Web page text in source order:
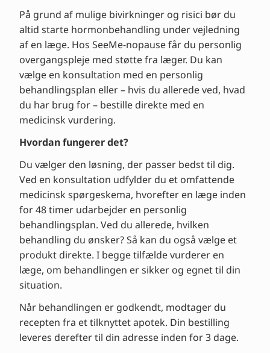
På grund af mulige bivirkninger og risici bør du
altid starte hormonbehandling under vejledning
af en læge. Hos SeeMe-nopause får du personlig
overgangspleje med støtte fra læger. Du kan
vælge en konsultation med en personlig
behandlingsplan eller – hvis du allerede ved, hvad
du har brug for – bestille direkte med en
medicinsk vurdering.
Hvordan fungerer det?
Du vælger den løsning, der passer bedst til dig.
Ved en konsultation udfylder du et omfattende
medicinsk spørgeskema, hvorefter en læge inden
for 48 timer udarbejder en personlig
behandlingsplan. Ved du allerede, hvilken
behandling du ønsker? Så kan du også vælge et
produkt direkte. I begge tilfælde vurderer en
læge, om behandlingen er sikker og egnet til din
situation.
Når behandlingen er godkendt, modtager du
recepten fra et tilknyttet apotek. Din bestilling
leveres derefter til din adresse inden for 3 dage.